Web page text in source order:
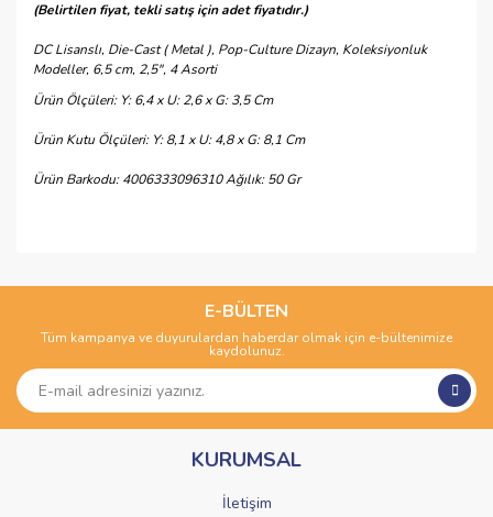
(Belirtilen fiyat, tekli satış için adet fiyatıdır.)
DC Lisanslı, Die-Cast ( Metal ), Pop-Culture Dizayn, Koleksiyonluk
Modeller, 6,5 cm, 2,5", 4 Asorti
Ürün Ölçüleri: Y: 6,4 x U: 2,6 x G: 3,5 Cm
Ürün Kutu Ölçüleri: Y: 8,1 x U: 4,8 x G: 8,1 Cm
Ürün Barkodu: 4006333096310 Ağılık: 50 Gr
Yorum Yaz
kullanarak tarafımıza iletebilirsiniz.
Görüş ve önerileriniz için teşekkür ederiz.
Ürün açıklamasında eksik bilgiler bulunuyor.
Ürün bilgilerinde hatalar bulunuyor.
Ürün fiyatı diğer sitelerden daha pahalı.
E-BÜLTEN
Tüm kampanya ve duyurulardan haberdar olmak için e-bültenimize
kaydolunuz.
KURUMSAL
İletişim